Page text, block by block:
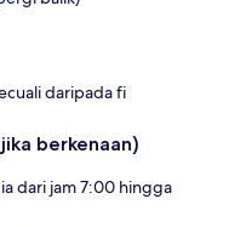
daripada fi
berkenaan)
dari jam 7:00 hingga